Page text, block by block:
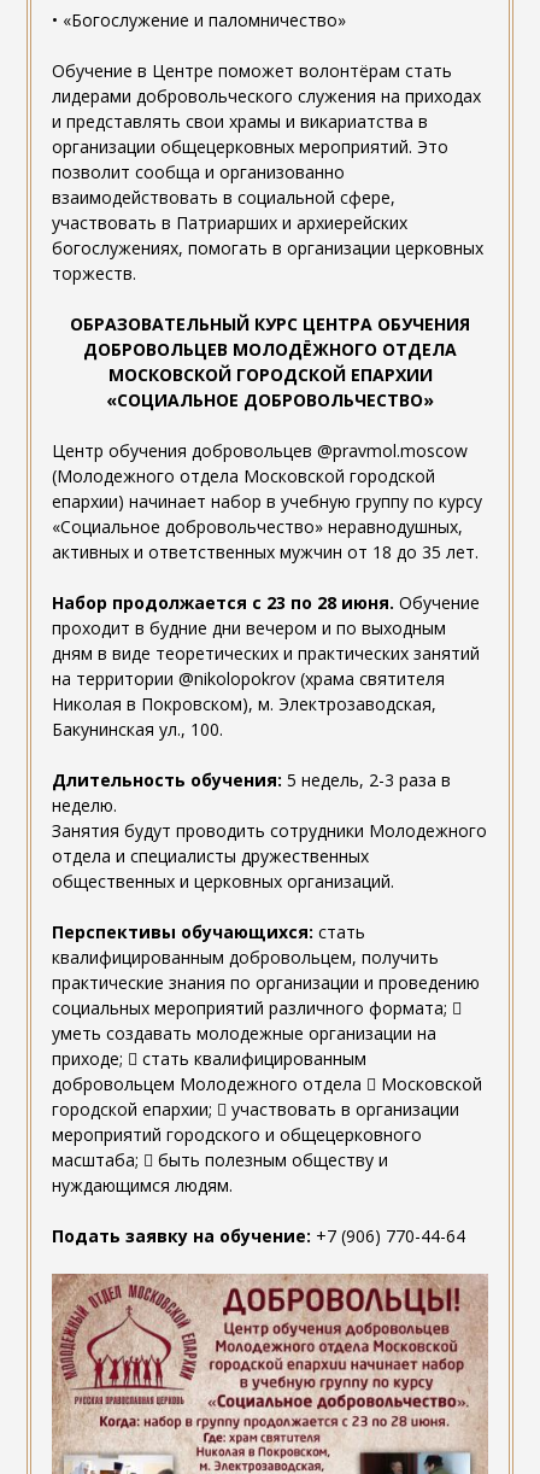
• «Богослужение и паломничество»
Обучение в Центре поможет волонтёрам стать
лидерами добровольческого служения на приходах
и представлять свои храмы и викариатства в
организации общецерковных мероприятий. Это
позволит сообща и организованно
взаимодействовать в социальной сфере,
участвовать в Патриарших и архиерейских
богослужениях, помогать в организации церковных
торжеств.
ОБРАЗОВАТЕЛЬНЫЙ КУРС ЦЕНТРА ОБУЧЕНИЯ
ДОБРОВОЛЬЦЕВ МОЛОДЁЖНОГО ОТДЕЛА
МОСКОВСКОЙ ГОРОДСКОЙ ЕПАРХИИ
«СОЦИАЛЬНОЕ ДОБРОВОЛЬЧЕСТВО»
Центр обучения добровольцев @pravmol.moscow
(Молодежного отдела Московской городской
епархии) начинает набор в учебную группу по курсу
«Социальное добровольчество» неравнодушных,
активных и ответственных мужчин от 18 до 35 лет.
Набор продолжается с 23 по 28 июня. Обучение
проходит в будние дни вечером и по выходным
дням в виде теоретических и практических занятий
на территории @nikolopokrov (храма святителя
Николая в Покровском), м. Электрозаводская,
Бакунинская ул., 100.
Длительность обучения: 5 недель, 2-3 раза в
неделю.
Занятия будут проводить сотрудники Молодежного
отдела и специалисты дружественных
общественных и церковных организаций.
Перспективы обучающихся: стать
квалифицированным добровольцем, получить
практические знания по организации и проведению
социальных мероприятий различного формата; 
уметь создавать молодежные организации на
приходе;  стать квалифицированным
добровольцем Молодежного отдела  Московской
городской епархии;  участвовать в организации
мероприятий городского и общецерковного
масштаба;  быть полезным обществу и
нуждающимся людям.
Подать заявку на обучение: +7 (906) 770-44-64